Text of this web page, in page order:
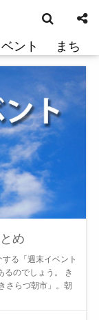
ント まち
索
め
る「週末イベント
るのでしょう。 き
さらづ朝市」。朝